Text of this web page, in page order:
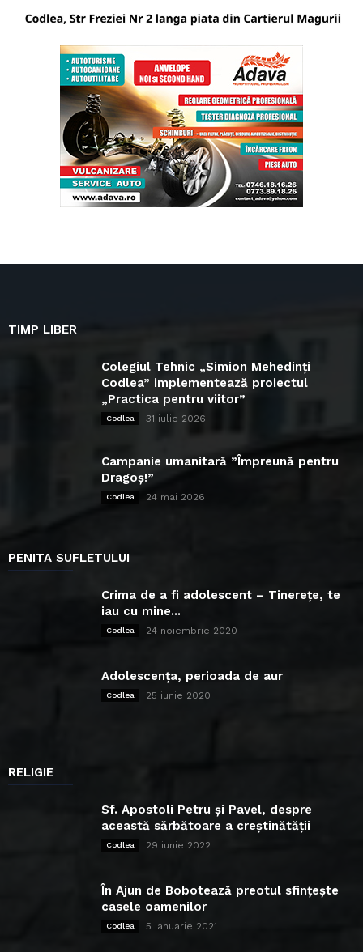
TIMP LIBER
Colegiul Tehnic „Simion Mehedinți
Codlea” implementează proiectul
„Practica pentru viitor”
Codlea 31 iulie 2026
Campanie umanitară ”Împreună pentru
Dragoș!”
Codlea 24 mai 2026
PENITA SUFLETULUI
Crima de a fi adolescent – Tinerețe, te
iau cu mine...
Codlea 24 noiembrie 2020
Adolescența, perioada de aur
Codlea 25 iunie 2020
RELIGIE
Sf. Apostoli Petru și Pavel, despre
această sărbătoare a creștinătății
Codlea 29 iunie 2022
În Ajun de Bobotează preotul sfințește
casele oamenilor
Codlea 5 ianuarie 2021